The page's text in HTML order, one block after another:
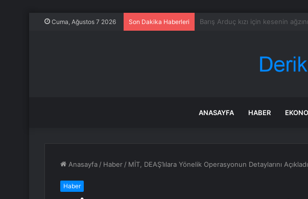
Cuma, Ağustos 7 2026 Son Dakika Haberleri Trump’tan “doğumla vatandaşlık”
ANASAYFA HABER
Anasayfa / Haber / MİT, DEAŞ’lılara Yönelik Operasyonun Detaylarını Açıkladı
Haber